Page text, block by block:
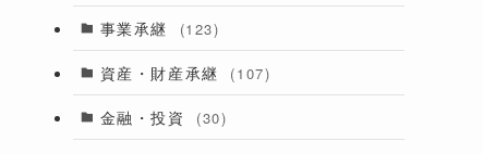
事業承継 (123)
資産・財産承継 (107)
金融・投資 (30)